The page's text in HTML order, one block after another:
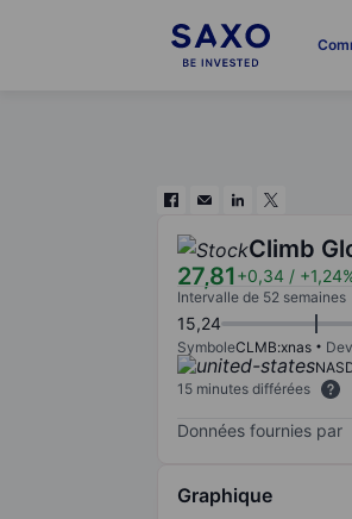
Climb
27,81+0,34 /
Intervalle de 52 semaines
15,24
SymboleCLMB:xnas
15 minutes différées
Données fournies par
Graphique